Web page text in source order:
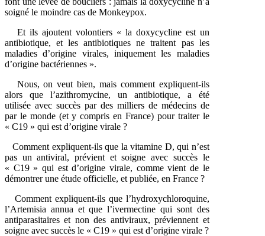
soigné le moindre cas de Monkeypox.
Et ils ajoutent volontiers « la doxycycline est un
antibiotique, et les antibiotiques ne traitent pas les
maladies d’origine virales, iniquement les maladies
d’origine bactériennes ».
Nous, on veut bien, mais comment expliquent-ils
alors que l’azithromycine, un antibiotique, a été
utilisée avec succès par des milliers de médecins de
par le monde (et y compris en France) pour traiter le
« C19 » qui est d’origine virale ?
Comment expliquent-ils que la vitamine D, qui n’est
pas un antiviral, prévient et soigne avec succès le
« C19 » qui est d’origine virale, comme vient de le
démontrer une étude officielle, et publiée, en France ?
Comment expliquent-ils que l’hydroxychloroquine,
l’Artemisia annua et que l’ivermectine qui sont des
antiparasitaires et non des antiviraux, préviennent et
soigne avec succès le « C19 » qui est d’origine virale ?